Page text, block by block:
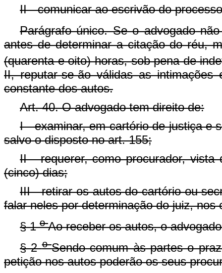
II - comunicar ao escrivão do
Parágrafo único. Se o advogado
antes de determinar a citação do réu,
(quarenta e oito) horas, sob pena de
II, reputar-se-ão válidas as
constante dos autos.
Art. 40. O advogado tem direito de:
I - examinar, em cartório de justiça e
salvo o disposto no art. 155;
II - requerer, como procurador,
(cinco) dias;
III - retirar os autos do cartório ou
falar neles por determinação do juiz, nos
§ 1oAo receber os autos, o
§ 2oSendo comum às partes o
petição nos autos poderão os seus